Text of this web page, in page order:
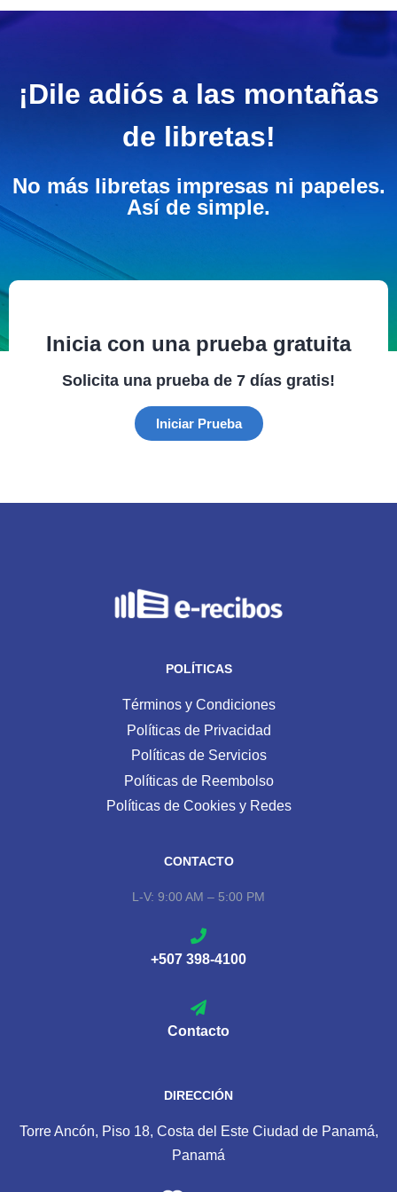
¡Dile adiós a las montañas
de libretas!
No más libretas impresas ni papeles.
Así de simple.
Inicia con una prueba gratuita
Solicita una prueba de 7 días gratis!
Iniciar Prueba
POLÍTICAS
Términos y Condiciones
Políticas de Privacidad
Políticas de Servicios
Políticas de Reembolso
Políticas de Cookies y Redes
CONTACTO
L-V: 9:00 AM – 5:00 PM
+507 398-4100
Contacto
DIRECCIÓN
Torre Ancón, Piso 18, Costa del Este Ciudad de Panamá,
Panamá